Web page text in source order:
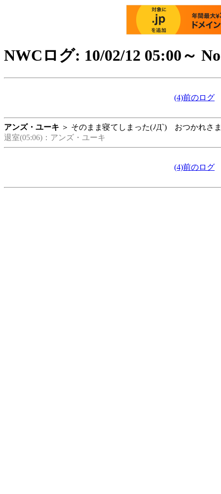
NWCログ: 10/02/12 05:00～
(4)前のログ
アンズ・ユーキ ＞ そのまま寝てしまった(ﾉД`) おつかれさ
退室(05:06)：アンズ・ユーキ
(4)前のログ